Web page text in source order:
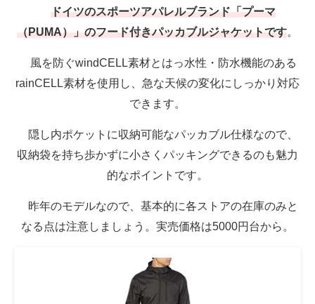
ドイツのスポーツアパレルブランド「プーマ
（PUMA）」のフード付きパッカブルジャケットです。
風を防ぐwindCELL素材とはっ水性・防水機能のある
rainCELL素材を使用し、急な天候の変化にしっかり対応
できます。
隠し内ポケットに収納可能なパッカブル仕様なので、
収納袋を持ち歩かずに小さくパッキングできるのも魅力
的なポイントです。
昨年のモデルなので、基本的に各ストアの在庫のみと
なる点は注意しましょう。実売価格は5000円台から。